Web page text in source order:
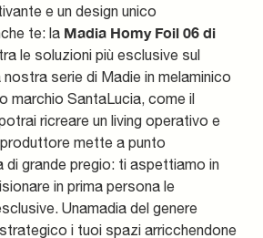
e un design unico
te: la Madia Homy Foil 06 di
le soluzioni più esclusive sul
serie di Madie in melaminico
marchio SantaLucia, come il
ricreare un living operativo e
mette a punto
di grande pregio: ti aspettiamo in
in prima persona le
Unamadia del genere
i tuoi spazi arricchendone